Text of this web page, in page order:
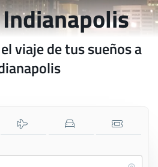
viaje de tus sueños a